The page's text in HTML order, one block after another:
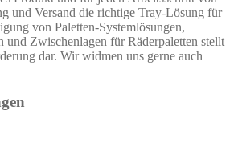
und Versand die richtige Tray-Lösung für
von Paletten-Systemlösungen,
Zwischenlagen für Räderpaletten stellt
dar. Wir widmen uns gerne auch